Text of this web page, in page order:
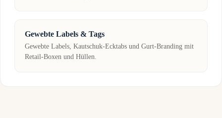
Gewebte Labels & Tags
Gewebte Labels, Kautschuk-Ecktabs und Gurt-Branding mit
Retail-Boxen und Hüllen.